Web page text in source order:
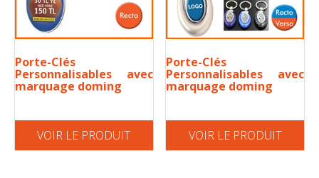
Porte-Clés
Personnalisables avec
marquage doming
VOIR LE PRODUIT
Porte-Clés
Personnalisables avec
marquage doming
VOIR LE PRODUIT